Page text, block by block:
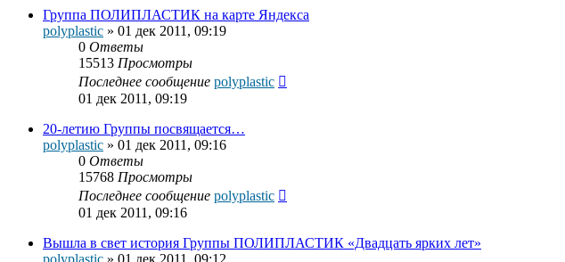
Группа ПОЛИПЛАСТИК на карте Яндекса
polyplastic » 01 дек 2011, 09:19
0 Ответы
15513 Просмотры
Последнее сообщение polyplastic
01 дек 2011, 09:19
20-летию Группы посвящается…
polyplastic » 01 дек 2011, 09:16
0 Ответы
15768 Просмотры
Последнее сообщение polyplastic
01 дек 2011, 09:16
Вышла в свет история Группы ПОЛИПЛАСТИК «Двадцать ярких лет»